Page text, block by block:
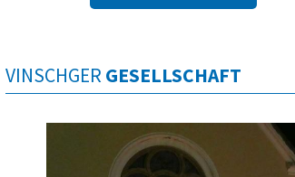
VINSCHGER GESELLSCHAFT